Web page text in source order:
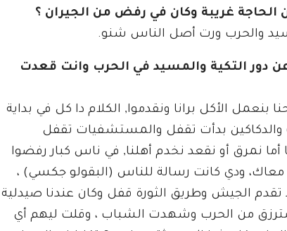
غريبة وكان في رفض من الجيران ؟
والحرب ورت أصل الناس شنو.
دور التكية والمسيد في الحرب وانت قعدت
الأكل برانا ونقدموا, الكلام دا كل في بداية
والدكاكين بدأت تقفل والمستشفيات تقفل
نمرق أو نقعد نخدم أهلنا, في ناس كبار رفضوا
ودي كانت رسالة للناس (البقولو جكسي) ،
تقدم الجيش وطريق الثورة قفل وكان عندنا صيدلية
من الحرب وشهدت الشباب ، وقلت ليهم أي